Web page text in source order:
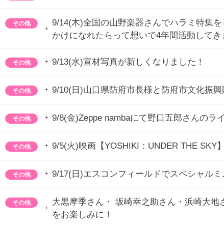
その他
9/14(木)全国の山野楽器さんでハラミ特集
かけになれたらって想いで4年間活動して
その他 9/13(水)宣材写真が新しくなりました！
その他 9/10(日)山口県防府市長様と防府市文化振
その他 9/8(金)Zeppe nambaにて野口五郎さんのラ
その他 9/5(火)映画【YOSHIKI：UNDER THE SKY
その他 9/17(日)エスコンフィールドでスペシャル
その他
大黒摩季さん・ 坂崎幸之助さん・浜崎大
をお楽しみに！